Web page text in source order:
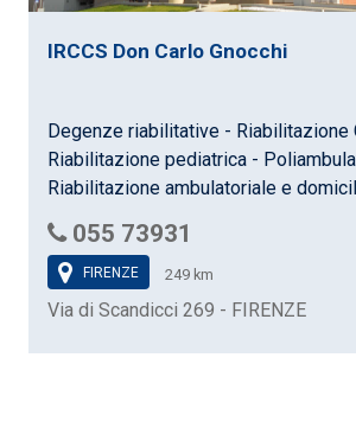
IRCCS Don Carlo Gnocchi
Degenze riabilitative - Riabilitazione
Riabilitazione pediatrica -
Riabilitazione ambulatoriale e
055 73931
FIRENZE 249 km
Via di Scandicci 269 - FIRENZE